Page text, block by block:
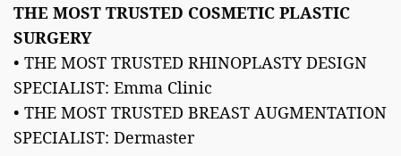
THE MOST TRUSTED COSMETIC PLASTIC
SURGERY
• THE MOST TRUSTED RHINOPLASTY DESIGN
SPECIALIST: Emma Clinic
• THE MOST TRUSTED BREAST AUGMENTATION
SPECIALIST: Dermaster